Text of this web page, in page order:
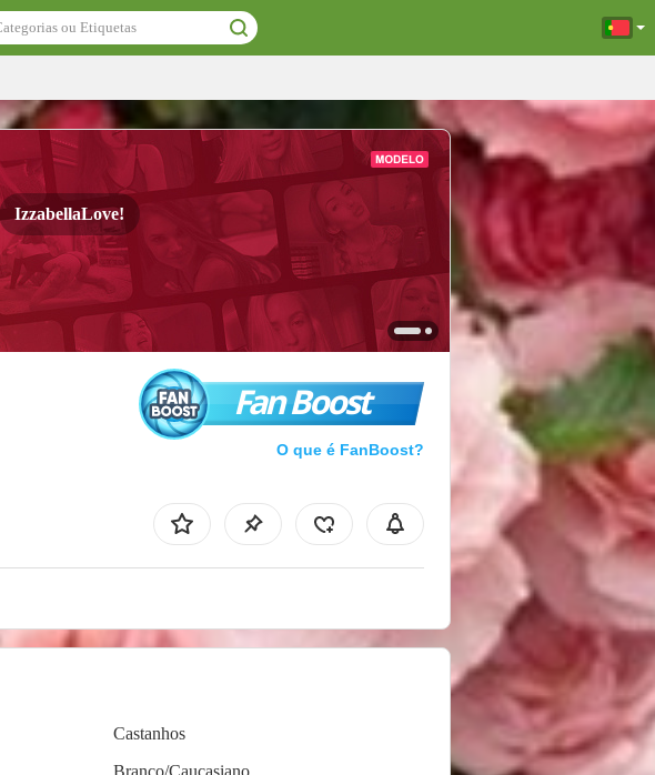
IzzabellaLove!
Fan Boost
O que é FanBoost?
Castanhos
Branco/Caucasiano